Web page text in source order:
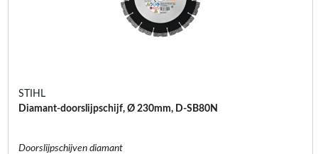
STIHL
Diamant-doorslijpschijf, Ø 230mm, D-SB80N
Doorslijpschijven diamant